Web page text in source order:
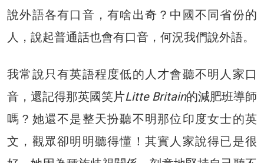
說外語各有口音，有啥出奇？中國不同省份的
人，說起普通話也會有口音，何況我們說外語。
我常說只有英語程度低的人才會聽不明人家口
音，還記得那英國笑片Litte Britain的減肥班導師
嗎？她還不是整天扮聽不明那位印度女士的英
文，觀眾卻明明聽得懂！其實人家說得已是很